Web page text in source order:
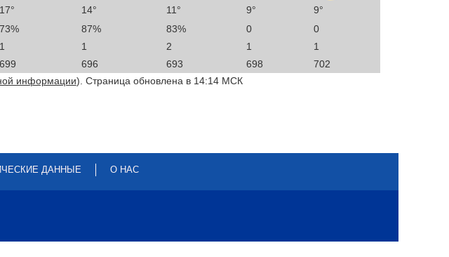
17° 14° 11° 9°
9°
73% 87% 83% 0
0
1 1 2 1
1
699 696 693 698
702
информации). Страница обновлена в 14:14 МСК
ДАННЫЕ О НАС